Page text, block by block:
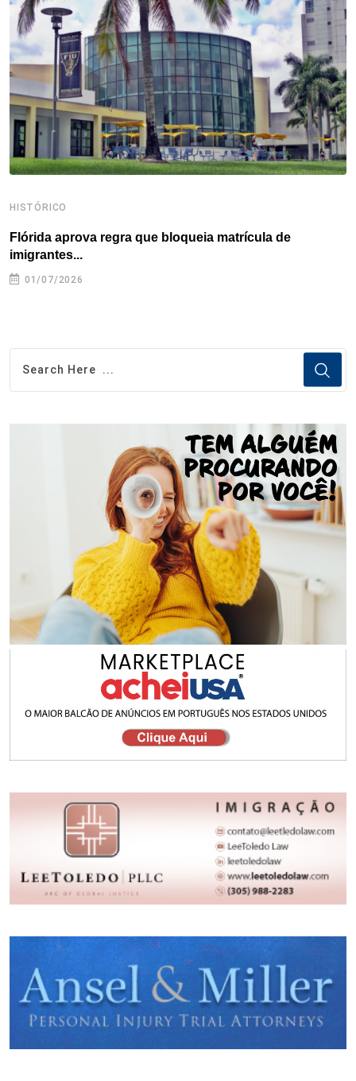
o
k
r I
n
e
s
s p
p
HISTÓRICO
Flórida aprova regra que bloqueia matrícula de
imigrantes...
01/07/2026